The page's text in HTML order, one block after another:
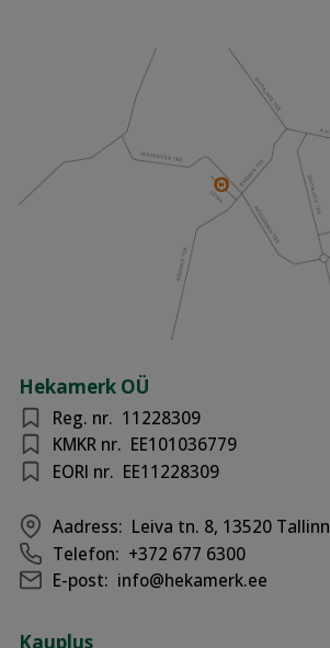
Hekamerk OÜ
Reg. nr. 11228309
KMKR nr. EE101036779
EORI nr. EE11228309
Aadress: Leiva tn. 8, 13520 Tallinn
Telefon: +372 677 6300
E-post: info@hekamerk.ee
Kauplus